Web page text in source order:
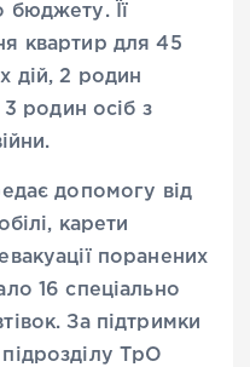
бюджету. Її
квартир для 45
дій, 2 родин
3 родин осіб з
допомогу від
карети
поранених
16 спеціально
За підтримки
ТрО